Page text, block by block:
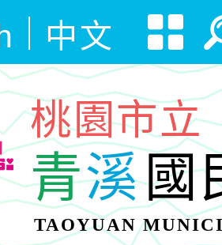
中文
桃園市立
青溪國
TAOYUAN